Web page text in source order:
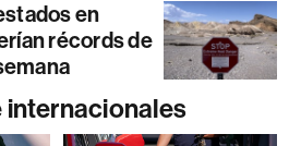
en
récords de
internacionales